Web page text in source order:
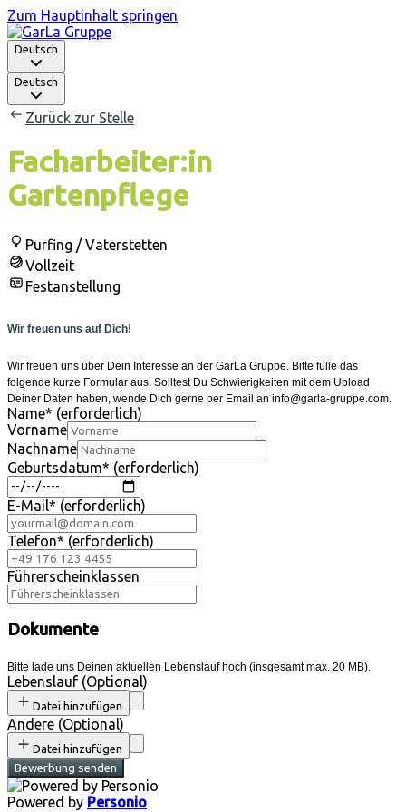
Zum Hauptinhalt springen
Deutsch
Deutsch
Zurück zur Stelle
Facharbeiter:in
Gartenpflege
Purfing / Vaterstetten
Vollzeit
Festanstellung
Wir freuen uns auf Dich!
Wir freuen uns über Dein Interesse an der GarLa Gruppe. Bitte fülle das
folgende kurze Formular aus. Solltest Du Schwierigkeiten mit dem Upload
Deiner Daten haben, wende Dich gerne per Email an info@garla-gruppe.com.
Name* (erforderlich)
Vorname
Nachname
Geburtsdatum* (erforderlich)
E-Mail* (erforderlich)
Telefon* (erforderlich)
Führerscheinklassen
Dokumente
Bitte lade uns Deinen aktuellen Lebenslauf hoch (insgesamt max. 20 MB).
Lebenslauf (Optional)
Datei hinzufügen
Andere (Optional)
Datei hinzufügen
Bewerbung senden
Powered by Personio